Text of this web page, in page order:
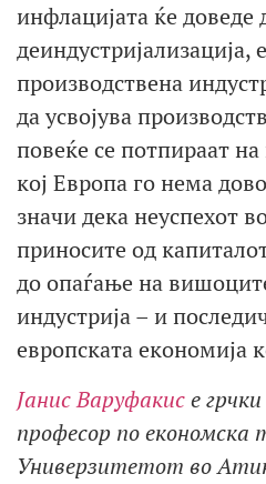
инфлацијата ќе доведе
деиндустријализација,
производствена
да усвојува
повеќе се потпираат
кој Европа го нема
значи дека неуспехот
приносите од
до опаѓање на
индустрија – и
европската економија
Јанис Варуфакисе
професор по економска
Универзитетот во